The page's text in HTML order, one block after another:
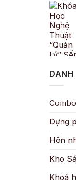
DANH
Dựng
Hôn
Kho
Khoá